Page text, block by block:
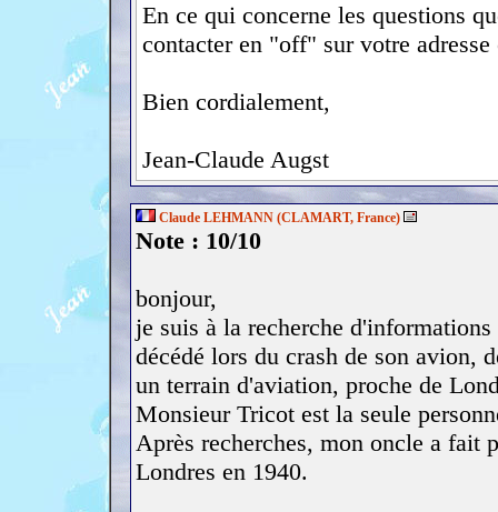
En ce qui concerne les questions
contacter en "off" sur votre
Bien cordialement,
Jean-Claude Augst
Claude LEHMANN (CLAMART, France)
Note : 10/10
bonjour,
je suis à la recherche
décédé lors du crash de son avion,
un terrain d'aviation, proche de
Monsieur Tricot est la seule
Après recherches, mon oncle a fait
Londres en 1940.